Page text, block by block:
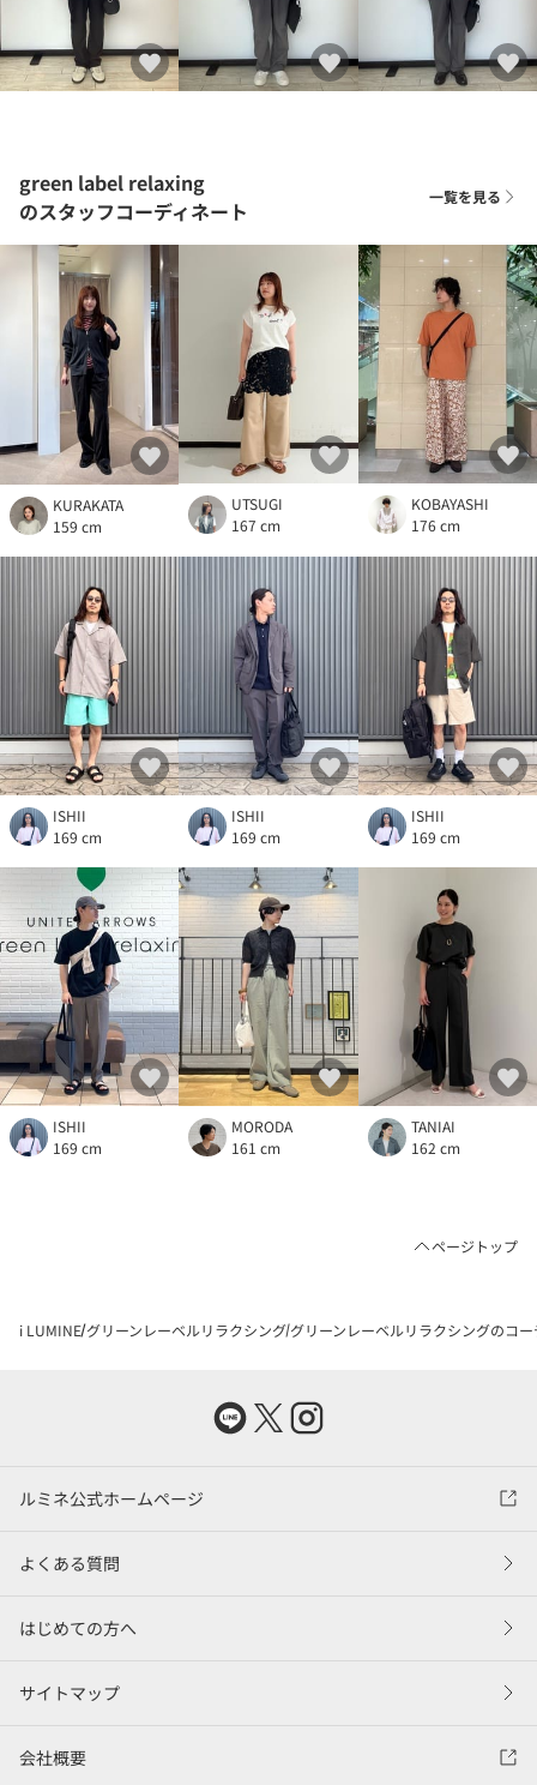
green label relaxing
のスタッフコーディネート
一覧を見る
KURAKATA
159 cm
UTSUGI
167 cm
KOBAYASHI
176 cm
ISHII
169 cm
ISHII
169 cm
ISHII
169 cm
ISHII
169 cm
MORODA
161 cm
TANIAI
162 cm
ページトップ
i LUMINE グリーンレーベルリラクシング グリーンレーベルリラクシングのコ
ルミネ公式ホームページ
よくある質問
はじめての方へ
サイトマップ
会社概要